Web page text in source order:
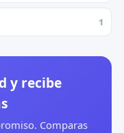
1
y recibe
Comparas